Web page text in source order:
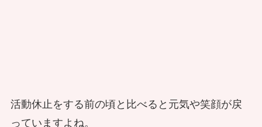
活動休止をする前の頃と比べると元気や笑顔が戻
っていますよね。